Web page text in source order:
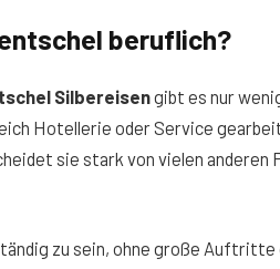
beruflich?
Silbereisengibt es nur
Hotellerie oder Service
sie stark von vielen anderen
zu sein, ohne große